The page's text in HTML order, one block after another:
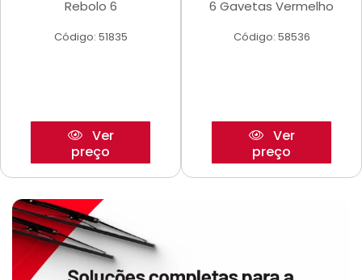
Rebolo 6
Código: 51835
Ver
preço
6 Gavetas Vermelho
Código: 58536
Ver
preço